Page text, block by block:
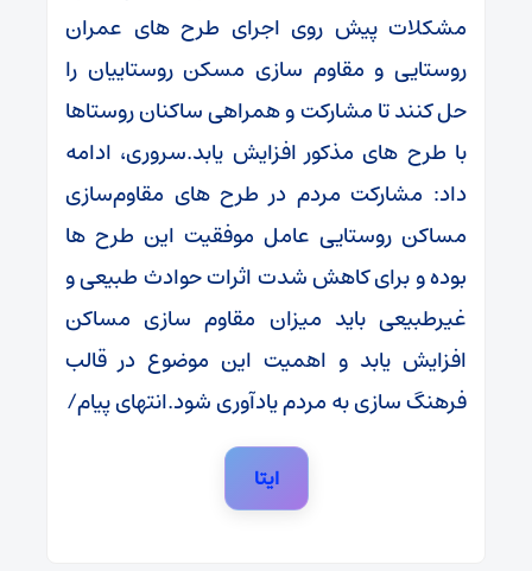
مشکلات پیش روی اجرای طرح های عمران‌
روستایی و مقاوم سازی مسکن روستاییان را
حل کنند تا مشارکت و همراهی ساکنان روستاها
با طرح های مذکور افزایش یابد.سروری، ادامه
داد: مشارکت مردم در طرح های مقاوم‌سازی
مساکن روستایی عامل‌ موفقیت این طرح ها
بوده و برای کاهش شدت اثرات حوادث طبیعی و
غیرطبیعی باید میزان مقاوم سازی مساکن
افزایش یابد و اهمیت این موضوع در قالب
فرهنگ سازی به مردم یادآوری شود.انتهای پیام/
ایتا